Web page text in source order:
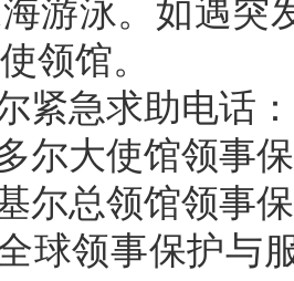
游泳。如遇突
领馆。
紧急求助电话
尔大使馆领事
尔总领馆领事
球领事保护与